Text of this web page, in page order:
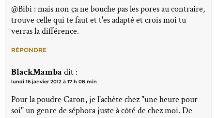
@Bibi : mais non ça ne bouche pas les pores au contraire,
trouve celle qui te faut et t'es adapté et crois moi tu
verras la différence.
RÉPONDRE
BlackMamba dit :
lundi 16 janvier 2012 à 17 h 08 min
Pour la poudre Caron, je l'achète chez "une heure pour
soi" un genre de séphora juste à côté de chez moi. De